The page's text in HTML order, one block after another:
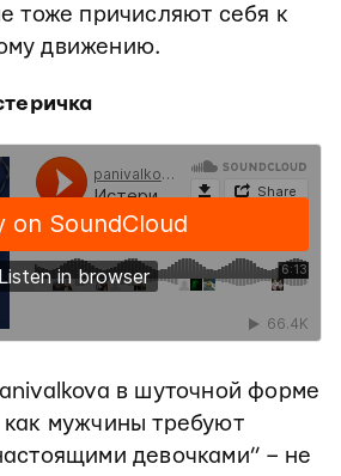
тоже причисляют себя к
движению.
в шуточной форме
мужчины требуют
девочками” – не